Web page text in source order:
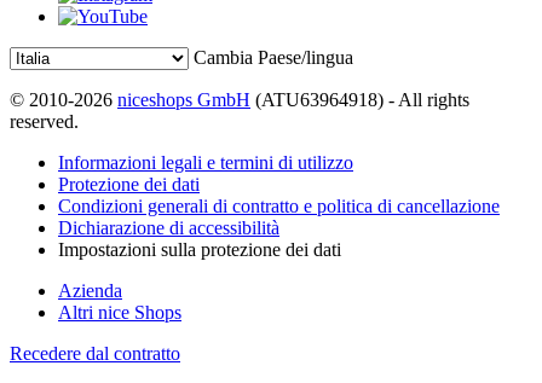
Cambia Paese/lingua
© 2010-2026 niceshops GmbH (ATU63964918) - All rights
reserved.
Informazioni legali e termini di utilizzo
Protezione dei dati
Condizioni generali di contratto e politica di cancellazione
Dichiarazione di accessibilità
Impostazioni sulla protezione dei dati
Azienda
Altri nice Shops
Recedere dal contratto